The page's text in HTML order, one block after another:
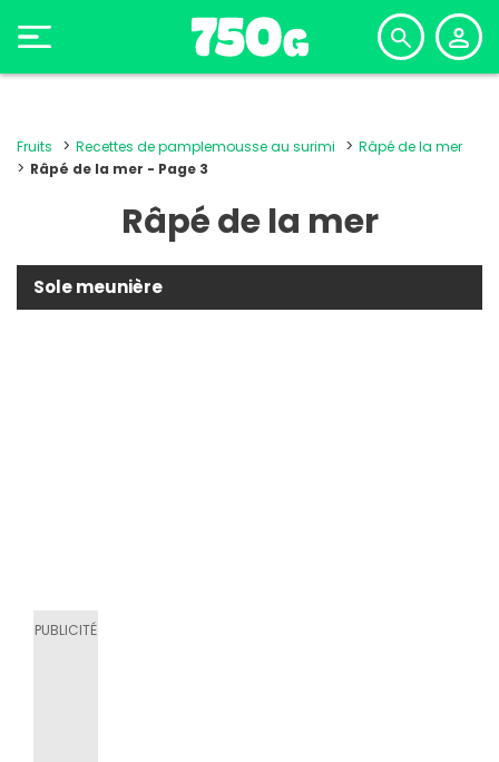
Fruits Recettes de pamplemousse au surimi
Râpé de la mer
Râpé de la mer - Page 3
Râpé de la mer
Sole meunière